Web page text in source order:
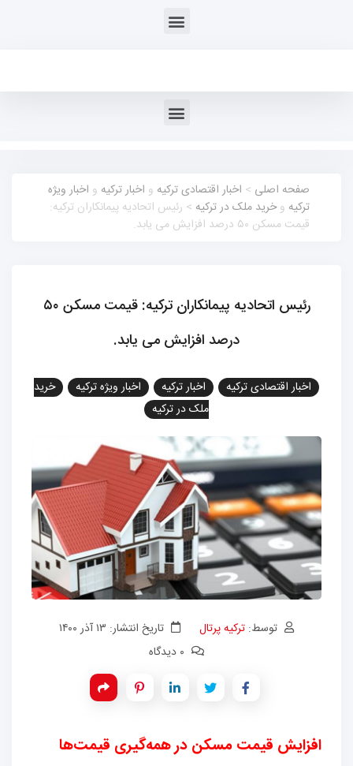
صفحه اصلی > اخبار اقتصادی ترکیه و اخبار ترکیه و اخبار ویژه
ترکیه وخرید ملک در ترکیه > رئیس اتحادیه پیمانکاران ترکیه:
قیمت مسکن ۵۰ درصد افزایش می یابد.
رئیس اتحادیه پیمانکاران ترکیه: قیمت مسکن ۵۰
درصد افزایش می یابد.
اخبار اقتصادی ترکیه اخبار ترکیه اخبار ویژه ترکیه
خرید
ملک در ترکیه
توسط: ترکیه پرتال
تاریخ انتشار: ۱۳ آذر ۱۴۰۰
افزایش قیمت مسکن در همه‌گیری قیمت‌ها